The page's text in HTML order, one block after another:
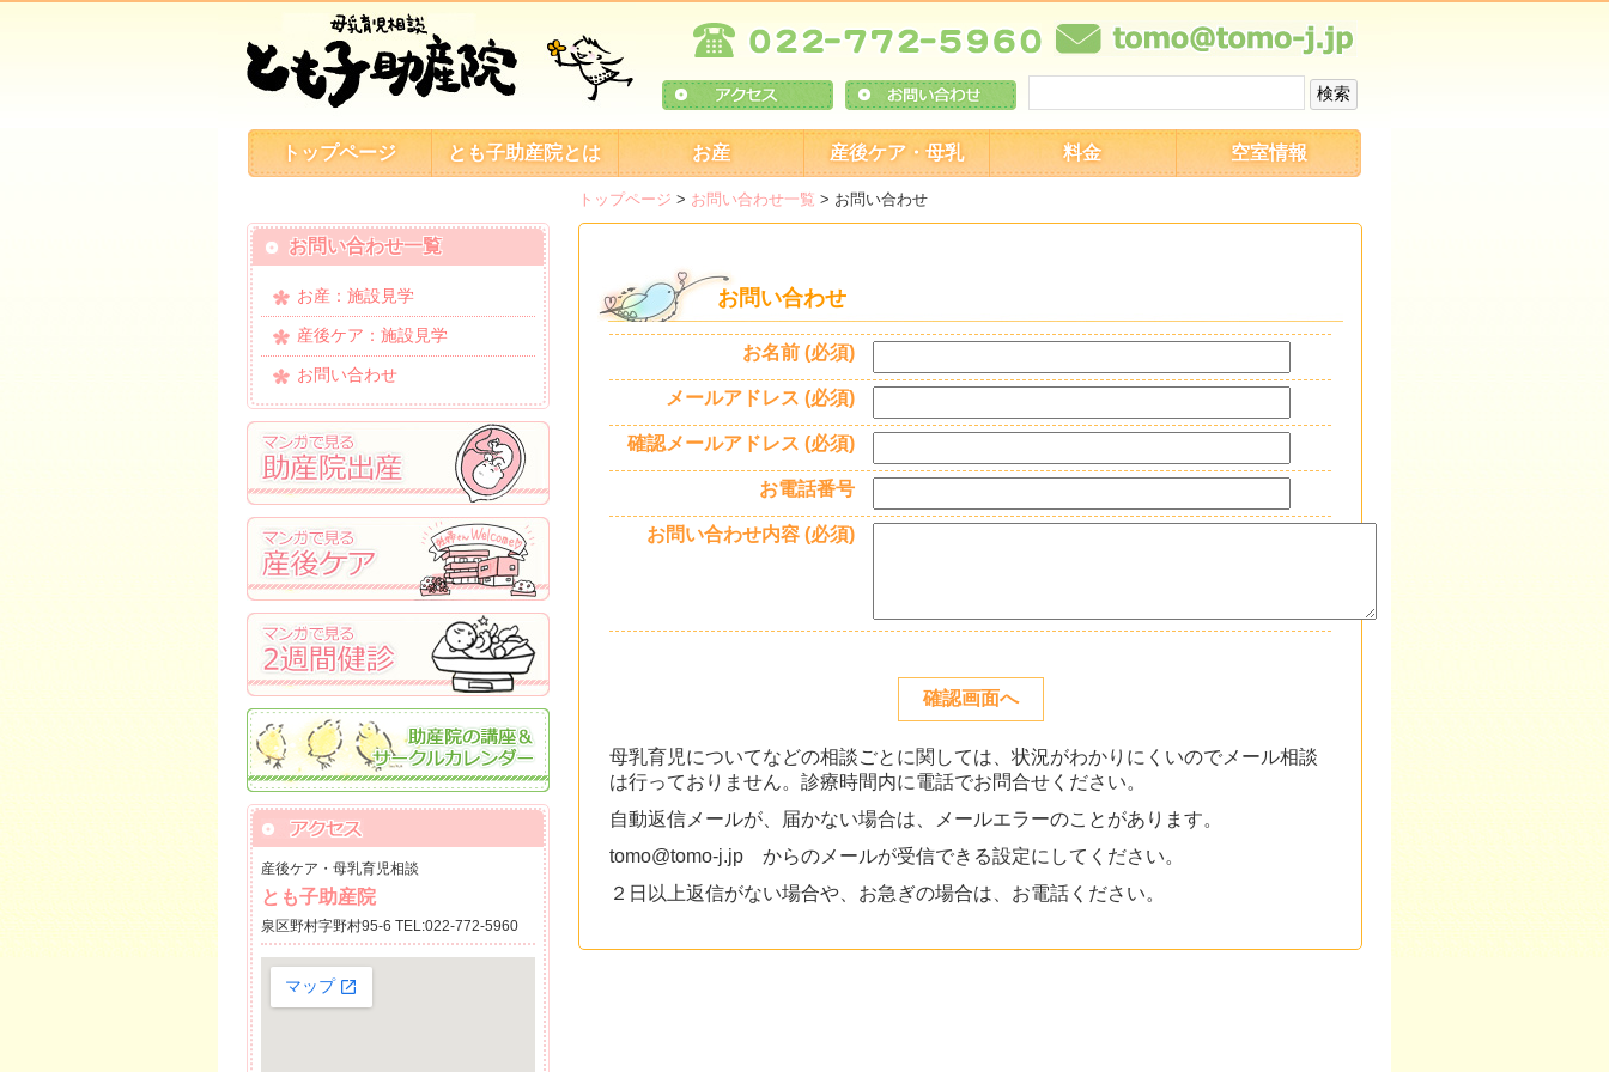
トップページ とも子助産院とは お産 産後ケア・母乳 料金 空室情報
トップページ > お問い合わせ一覧 > お問い合わせ
お問い合わせ
お名前 (必須)
メールアドレス (必須)
確認メールアドレス (必須)
お電話番号
お問い合わせ内容 (必須)
母乳育児についてなどの相談ごとに関しては、状況がわかりにくいのでメール相談
は行っておりません。診療時間内に電話でお問合せください。
自動返信メールが、届かない場合は、メールエラーのことがあります。
tomo@tomo-j.jp からのメールが受信できる設定にしてください。
２日以上返信がない場合や、お急ぎの場合は、お電話ください。
お問い合わせ一覧
お産：施設見学
産後ケア：施設見学
お問い合わせ
産後ケア・母乳育児相談
とも子助産院
泉区野村字野村95-6 TEL:022-772-5960